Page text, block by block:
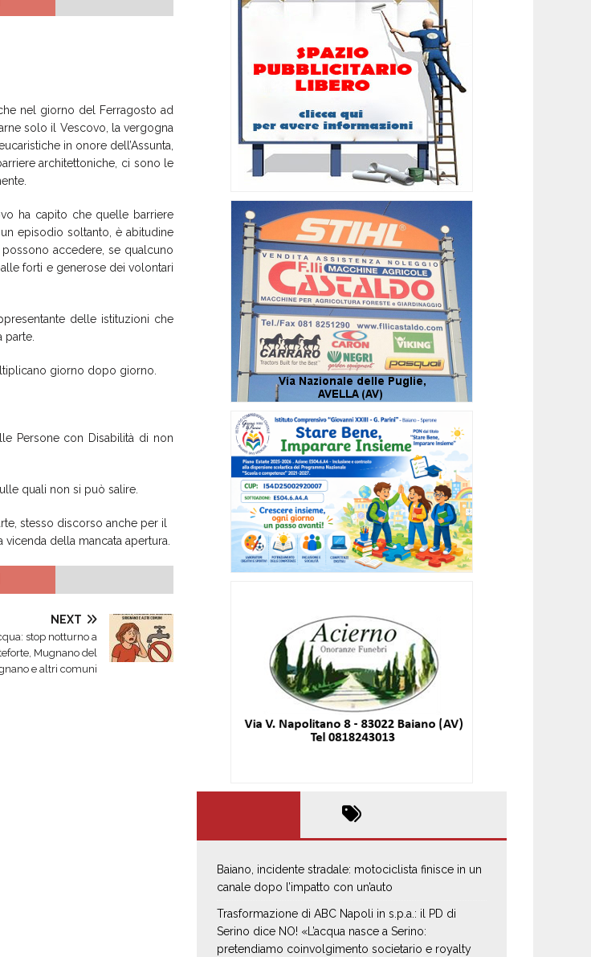
nel giorno del Ferragosto ad
solo il Vescovo, la vergogna
in onore dell’Assunta,
architettoniche, ci sono le
ha capito che quelle barriere
episodio soltanto, è abitudine
accedere, se qualcuno
forti e generose dei volontari
delle istituzioni che
giorno dopo giorno.
Persone con Disabilità di non
quali non si può salire.
stesso discorso anche per il
della mancata apertura.
NEXT
stop notturno a
Mugnano del
e altri comuni
Baiano, incidente stradale: motociclista finisce in un
canale dopo l’impatto con un’auto
Trasformazione di ABC Napoli in s.p.a.: il PD di
Serino dice NO! «L’acqua nasce a Serino:
pretendiamo coinvolgimento societario e royalty